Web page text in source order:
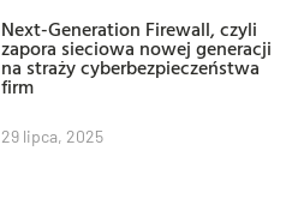
Next-Generation Firewall, czyli
zapora sieciowa nowej generacji
na straży cyberbezpieczeństwa
firm
29 lipca, 2025